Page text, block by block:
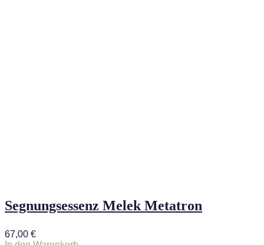
Segnungsessenz Melek Metatron
67,00 €